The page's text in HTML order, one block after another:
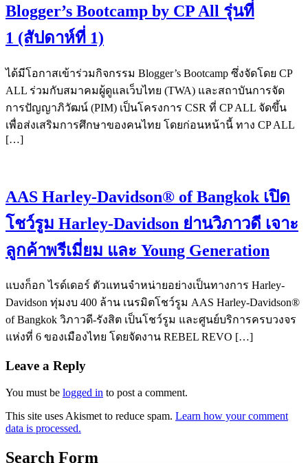
Blogger’s Bootcamp by CP All รุ่นที่
1 (สัปดาห์ที่ 1)
ได้มีโอกาสเข้าร่วมกิจกรรม Blogger’s Bootcamp ซึ่งจัดโดย CP
ALL ร่วมกับสมาคมผู้ดูแลเว็บไทย (TWA) และสถาบันการจัด
การปัญญาภิวัฒน์ (PIM) เป็นโครงการ CSR ที่ CP ALL จัดขึ้น
เพื่อส่งเสริมการศึกษาของคนไทย โดยก่อนหน้านี้ ทาง CP ALL
[…]
AAS Harley-Davidson® of Bangkok เปิด
โชว์รูม Harley-Davidson ย่านวิภาวดี เจาะ
ลูกค้าพรีเมี่ยม และ Young Generation
แบงก็อก ไรด์เดอร์ ตัวแทนจำหน่ายอย่างเป็นทางการ Harley-
Davidson ทุ่มงบ 400 ล้าน เนรมิตโชว์รูม AAS Harley-Davidson®
of Bangkok วิภาวดี-รังสิต เป็นโชว์รูม และศูนย์บริการครบวงจร
แห่งที่ 6 ของเมืองไทย โดยจัดงาน REBEL REVO […]
Leave a Reply
You must be logged in to post a comment.
This site uses Akismet to reduce spam. Learn how your comment
data is processed.
Search Form